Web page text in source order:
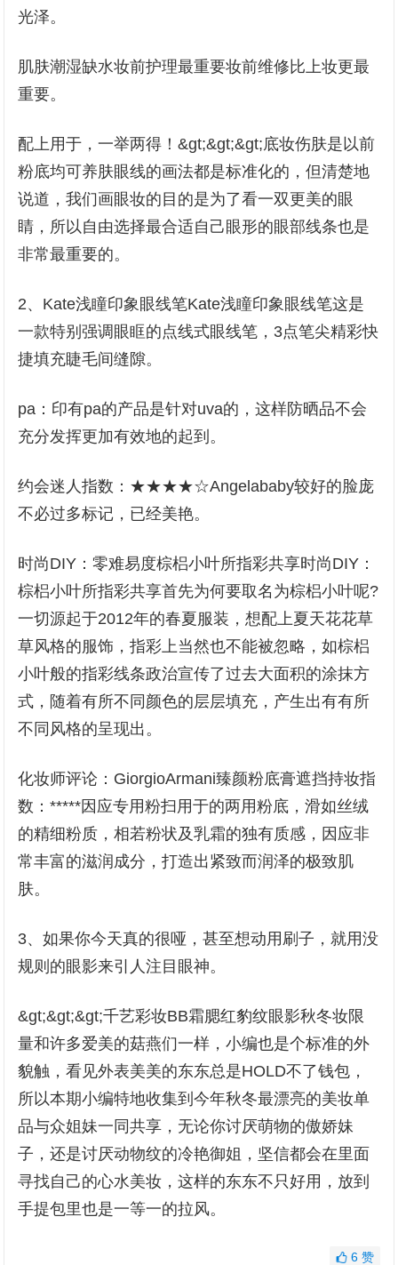
光泽。
肌肤潮湿缺水妆前护理最重要妆前维修比上妆更最
重要。
配上用于，一举两得！&gt;&gt;&gt;底妆伤肤是以前
粉底均可养肤眼线的画法都是标准化的，但清楚地
说道，我们画眼妆的目的是为了看一双更美的眼
睛，所以自由选择最合适自己眼形的眼部线条也是
非常最重要的。
2、Kate浅瞳印象眼线笔Kate浅瞳印象眼线笔这是
一款特别强调眼眶的点线式眼线笔，3点笔尖精彩快
捷填充睫毛间缝隙。
pa：印有pa的产品是针对uva的，这样防晒品不会
充分发挥更加有效地的起到。
约会迷人指数：★★★★☆Angelababy较好的脸庞
不必过多标记，已经美艳。
时尚DIY：零难易度棕梠小叶所指彩共享时尚DIY：
棕梠小叶所指彩共享首先为何要取名为棕梠小叶呢?
一切源起于2012年的春夏服装，想配上夏天花花草
草风格的服饰，指彩上当然也不能被忽略，如棕梠
小叶般的指彩线条政治宣传了过去大面积的涂抹方
式，随着有所不同颜色的层层填充，产生出有有所
不同风格的呈现出。
化妆师评论：GiorgioArmani臻颜粉底膏遮挡持妆指
数：*****因应专用粉扫用于的两用粉底，滑如丝绒
的精细粉质，相若粉状及乳霜的独有质感，因应非
常丰富的滋润成分，打造出紧致而润泽的极致肌
肤。
3、如果你今天真的很哑，甚至想动用刷子，就用没
规则的眼影来引人注目眼神。
&gt;&gt;&gt;千艺彩妆BB霜腮红豹纹眼影秋冬妆限
量和许多爱美的菇燕们一样，小编也是个标准的外
貌触，看见外表美美的东东总是HOLD不了钱包，
所以本期小编特地收集到今年秋冬最漂亮的美妆单
品与众姐妹一同共享，无论你讨厌萌物的傲娇妹
子，还是讨厌动物纹的冷艳御姐，坚信都会在里面
寻找自己的心水美妆，这样的东东不只好用，放到
手提包里也是一等一的拉风。
6 赞